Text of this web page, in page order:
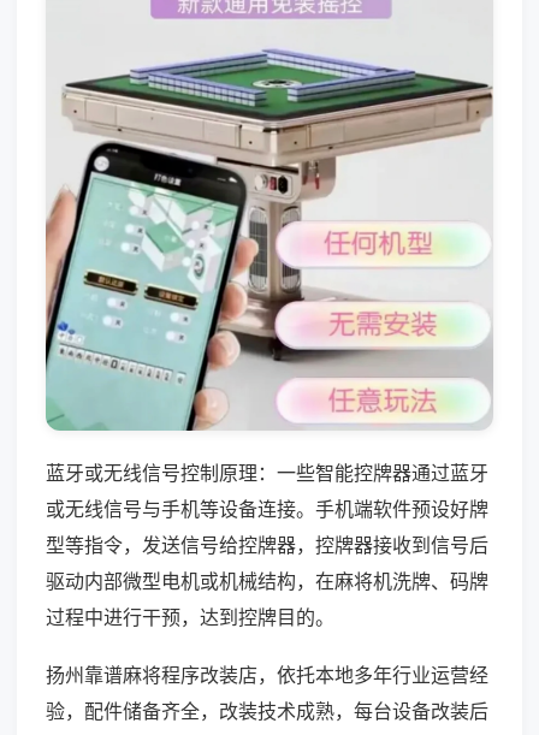
蓝牙或无线信号控制原理：一些智能控牌器通过蓝牙
或无线信号与手机等设备连接。手机端软件预设好牌
型等指令，发送信号给控牌器，控牌器接收到信号后
驱动内部微型电机或机械结构，在麻将机洗牌、码牌
过程中进行干预，达到控牌目的。
扬州靠谱麻将程序改装店，依托本地多年行业运营经
验，配件储备齐全，改装技术成熟，每台设备改装后